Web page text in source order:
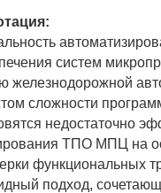
систем
железнодорожной
сложности
недостаточно
ТПО МПЦ на
функциональных
подход,